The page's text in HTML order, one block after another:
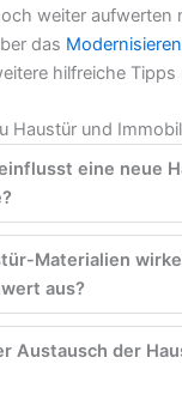
weiter aufwerten
das
hilfreiche Tipps
Haustür und
eine neue
Materialien
aus?
Austausch der